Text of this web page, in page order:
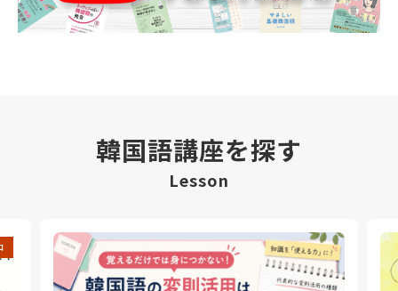
韓国語講座を探す
Lesson